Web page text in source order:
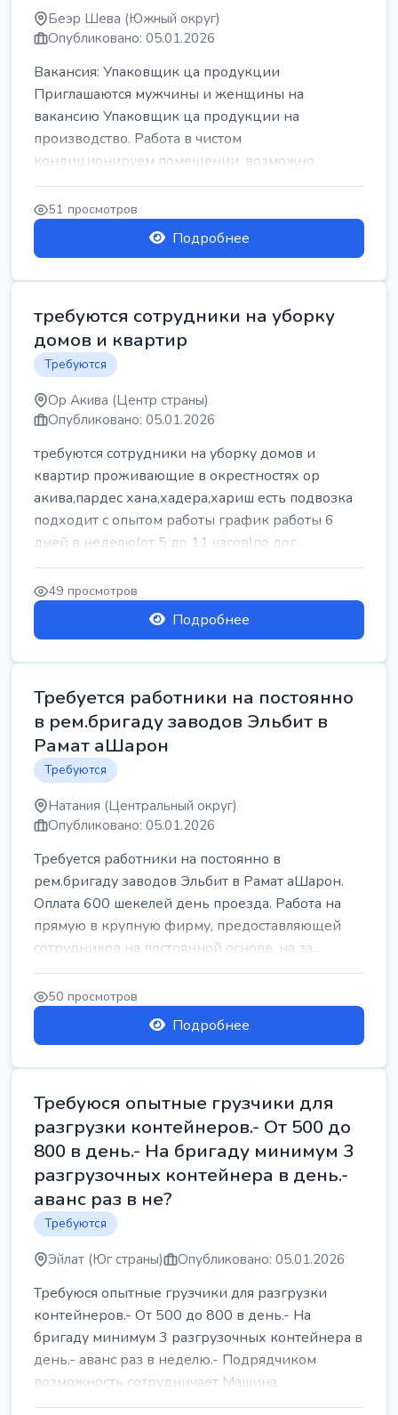
Беэр Шева (Южный округ)
Опубликовано: 05.01.2026
Вакансия: Упаковщик ца продукции
Приглашаются мужчины и женщины на
вакансию Упаковщик ца продукции на
производство. Работа в чистом
кондиционируем помещении, возможно
работать сидя. Работа с воскресен...
51 просмотров
Подробнее
требуются сотрудники на уборку
домов и квартир
Требуются
Ор Акива (Центр страны)
Опубликовано: 05.01.2026
требуются сотрудники на уборку домов и
квартир проживающие в окрестностях ор
акива,пардес хана,хадера,хариш есть подвозка
подходит с опытом работы график работы 6
дней в неделю(от 5 до 11 часов)по дог...
49 просмотров
Подробнее
Требуется работники на постоянно
в рем.бригаду заводов Эльбит в
Рамат аШарон
Требуются
Натания (Центральный округ)
Опубликовано: 05.01.2026
Требуется работники на постоянно в
рем.бригаду заводов Эльбит в Рамат аШарон.
Оплата 600 шекелей день проезда. Работа на
прямую в крупную фирму, предоставляющей
сотрудников на постоянной основе, на за...
50 просмотров
Подробнее
Требуюся опытные грузчики для
разгрузки контейнеров.- От 500 до
800 в день.- На бригаду минимум 3
разгрузочных контейнера в день.-
аванс раз в не?
Требуются
Эйлат (Юг страны) Опубликовано: 05.01.2026
Требуюся опытные грузчики для разгрузки
контейнеров.- От 500 до 800 в день.- На
бригаду минимум 3 разгрузочных контейнера в
день.- аванс раз в неделю.- Подрядчиком
возможность сотрудничает Машина